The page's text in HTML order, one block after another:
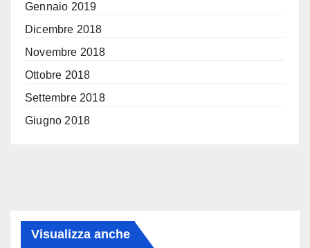
Gennaio 2019
Dicembre 2018
Novembre 2018
Ottobre 2018
Settembre 2018
Giugno 2018
Visualizza anche